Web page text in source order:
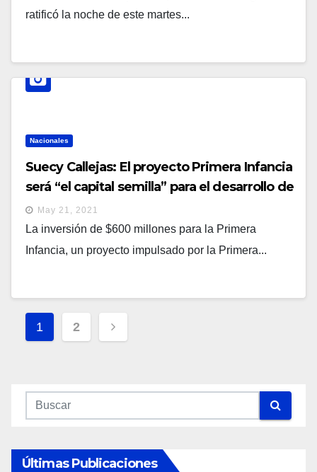
ratificó la noche de este martes...
Nacionales
Suecy Callejas: El proyecto Primera Infancia
será “el capital semilla” para el desarrollo de
El Salvador
May 21, 2021
La inversión de $600 millones para la Primera
Infancia, un proyecto impulsado por la Primera...
Navegación
De
1 2
Últimas Publicaciones